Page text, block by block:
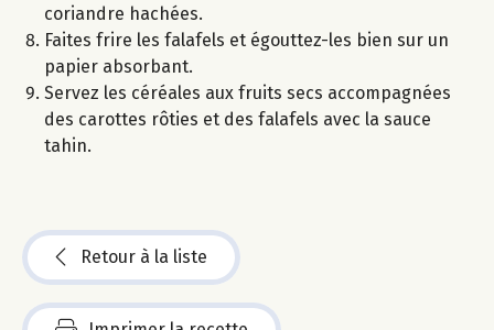
coriandre hachées.
Faites frire les falafels et égouttez-les bien sur un
papier absorbant.
Servez les céréales aux fruits secs accompagnées
des carottes rôties et des falafels avec la sauce
tahin.
Retour à la liste